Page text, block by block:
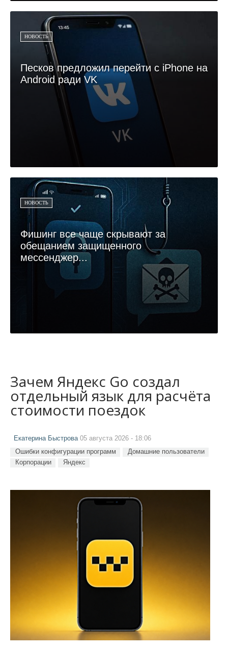
НОВОСТЬ
Песков предложил перейти с iPhone на
Android ради VK
НОВОСТЬ
Фишинг все чаще скрывают за
обещанием защищенного
мессенджер...
Зачем Яндекс Go создал
отдельный язык для расчёта
стоимости поездок
Екатерина Быстрова05 августа 2026 - 18:06
Ошибки конфигурации программ
Домашние пользователи
Корпорации
Яндекс